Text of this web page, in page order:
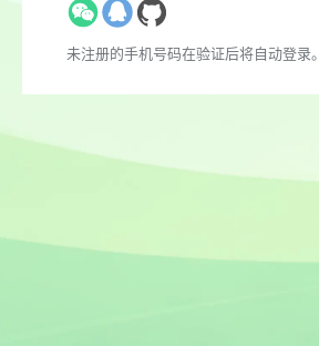
未注册的手机号码在验证后将自动登录。